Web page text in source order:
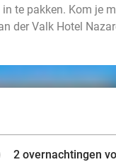
te pakken. Kom je
der Valk Hotel
2 overnachtingen